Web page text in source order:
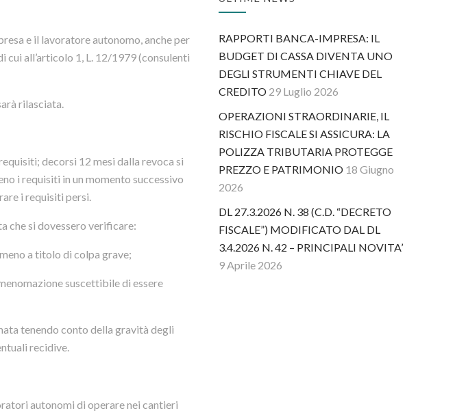
e il lavoratore autonomo, anche per
all’articolo 1, L. 12/1979 (consulenti
rilasciata.
decorsi 12 mesi dalla revoca si
i requisiti in un momento successivo
i requisiti persi.
che si dovessero verificare:
a titolo di colpa grave;
suscettibile di essere
tenendo conto della gravità degli
recidive.
autonomi di operare nei cantieri
RAPPORTI BANCA-IMPRESA: IL
BUDGET DI CASSA DIVENTA UNO
DEGLI STRUMENTI CHIAVE DEL
CREDITO 29 Luglio 2026
OPERAZIONI STRAORDINARIE, IL
RISCHIO FISCALE SI ASSICURA: LA
POLIZZA TRIBUTARIA PROTEGGE
PREZZO E PATRIMONIO 18 Giugno
2026
DL 27.3.2026 N. 38 (C.D. “DECRETO
FISCALE”) MODIFICATO DAL DL
3.4.2026 N. 42 – PRINCIPALI NOVITA’
9 Aprile 2026